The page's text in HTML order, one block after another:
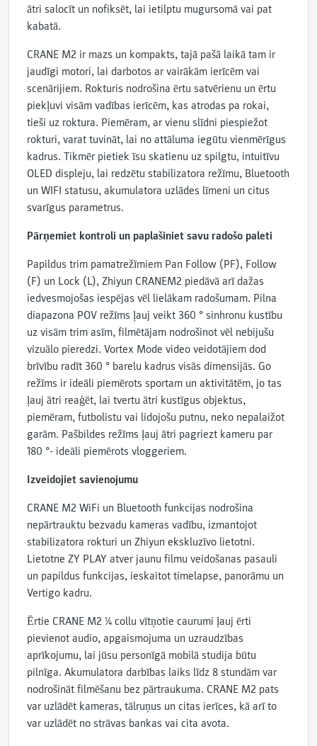
ātri salocīt un nofiksēt, lai ietilptu mugursomā vai pat
kabatā.
CRANE M2 ir mazs un kompakts, tajā pašā laikā tam ir
jaudīgi motori, lai darbotos ar vairākām ierīcēm vai
scenārijiem. Rokturis nodrošina ērtu satvērienu un ērtu
piekļuvi visām vadības ierīcēm, kas atrodas pa rokai,
tieši uz roktura. Piemēram, ar vienu slīdni piespiežot
rokturi, varat tuvināt, lai no attāluma iegūtu vienmērīgus
kadrus. Tikmēr pietiek īsu skatienu uz spilgtu, intuitīvu
OLED displeju, lai redzētu stabilizatora režīmu, Bluetooth
un WIFI statusu, akumulatora uzlādes līmeni un citus
svarīgus parametrus.
Pārņemiet kontroli un paplašiniet savu radošo paleti
Papildus trim pamatrežīmiem Pan Follow (PF), Follow
(F) un Lock (L), Zhiyun CRANEM2 piedāvā arī dažas
iedvesmojošas iespējas vēl lielākam radošumam. Pilna
diapazona POV režīms ļauj veikt 360 ° sinhronu kustību
uz visām trim asīm, filmētājam nodrošinot vēl nebijušu
vizuālo pieredzi. Vortex Mode video veidotājiem dod
brīvību radīt 360 ° barelu kadrus visās dimensijās. Go
režīms ir ideāli piemērots sportam un aktivitātēm, jo tas
ļauj ātri reaģēt, lai tvertu ātri kustīgus objektus,
piemēram, futbolistu vai lidojošu putnu, neko nepalaižot
garām. Pašbildes režīms ļauj ātri pagriezt kameru par
180 °- ideāli piemērots vloggeriem.
Izveidojiet savienojumu
CRANE M2 WiFi un Bluetooth funkcijas nodrošina
nepārtrauktu bezvadu kameras vadību, izmantojot
stabilizatora rokturi un Zhiyun ekskluzīvo lietotni.
Lietotne ZY PLAY atver jaunu filmu veidošanas pasauli
un papildus funkcijas, ieskaitot timelapse, panorāmu un
Vertigo kadru.
Ērtie CRANE M2 ¼ collu vītņotie caurumi ļauj ērti
pievienot audio, apgaismojuma un uzraudzības
aprīkojumu, lai jūsu personīgā mobilā studija būtu
pilnīga. Akumulatora darbības laiks līdz 8 stundām var
nodrošināt filmēšanu bez pārtraukuma. CRANE M2 pats
var uzlādēt kameras, tālruņus un citas ierīces, kā arī to
var uzlādēt no strāvas bankas vai cita avota.